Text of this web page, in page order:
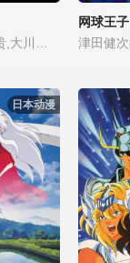
网球王子
日本动漫